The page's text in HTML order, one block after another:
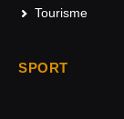
Tourisme
SPORT